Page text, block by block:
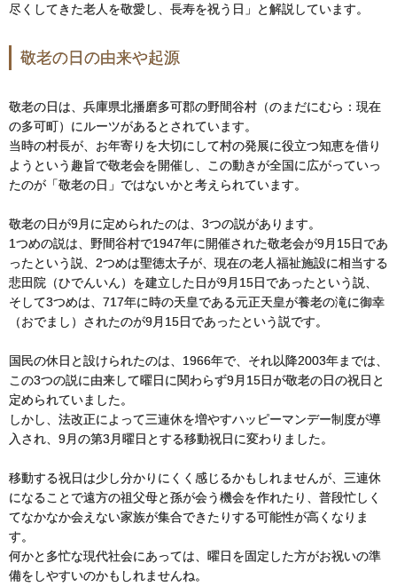
尽くしてきた老人を敬愛し、長寿を祝う日」と解説しています。
敬老の日の由来や起源
敬老の日は、兵庫県北播磨多可郡の野間谷村（のまだにむら：現在
の多可町）にルーツがあるとされています。
当時の村長が、お年寄りを大切にして村の発展に役立つ知恵を借り
ようという趣旨で敬老会を開催し、この動きが全国に広がっていっ
たのが「敬老の日」ではないかと考えられています。
敬老の日が9月に定められたのは、3つの説があります。
1つめの説は、野間谷村で1947年に開催された敬老会が9月15日であ
ったという説、2つめは聖徳太子が、現在の老人福祉施設に相当する
悲田院（ひでんいん）を建立した日が9月15日であったという説、
そして3つめは、717年に時の天皇である元正天皇が養老の滝に御幸
（おでまし）されたのが9月15日であったという説です。
国民の休日と設けられたのは、1966年で、それ以降2003年までは、
この3つの説に由来して曜日に関わらず9月15日が敬老の日の祝日と
定められていました。
しかし、法改正によって三連休を増やすハッピーマンデー制度が導
入され、9月の第3月曜日とする移動祝日に変わりました。
移動する祝日は少し分かりにくく感じるかもしれませんが、三連休
になることで遠方の祖父母と孫が会う機会を作れたり、普段忙しく
てなかなか会えない家族が集合できたりする可能性が高くなりま
す。
何かと多忙な現代社会にあっては、曜日を固定した方がお祝いの準
備をしやすいのかもしれませんね。